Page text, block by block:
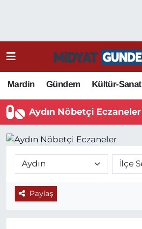
Mardin Gündem Kültür-Sanat
Aydın Nöbetçi Eczaneler
Paylaş